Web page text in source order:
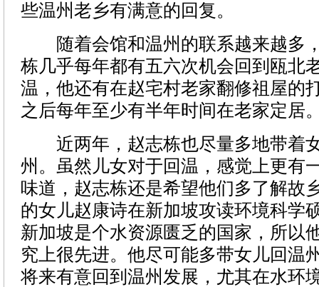
些温州老乡有满意的回复。
随着会馆和温州的联系越来越多
栋几乎每年都有五六次机会回到瓯北
温，他还有在赵宅村老家翻修祖屋的
之后每年至少有半年时间在老家定居
近两年，赵志栋也尽量多地带着
州。虽然儿女对于回温，感觉上更有
味道，赵志栋还是希望他们多了解故
的女儿赵康诗在新加坡攻读环境科学
新加坡是个水资源匮乏的国家，所以
究上很先进。他尽可能多带女儿回温
将来有意回到温州发展，尤其在水环